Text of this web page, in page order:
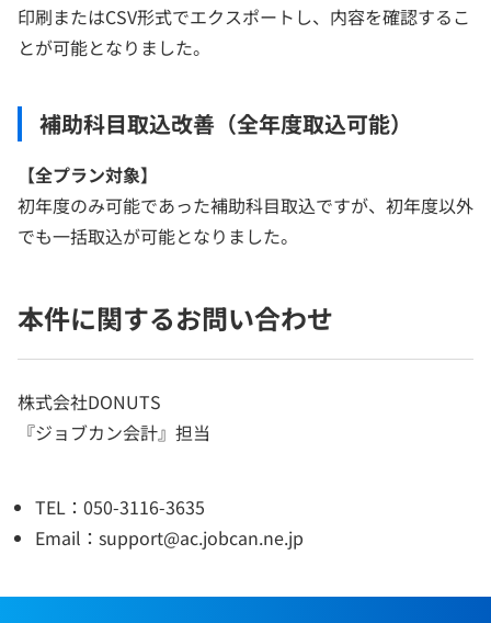
印刷またはCSV形式でエクスポートし、内容を確認するこ
とが可能となりました。
補助科目取込改善（全年度取込可能）
【全プラン対象】
初年度のみ可能であった補助科目取込ですが、初年度以外
でも一括取込が可能となりました。
本件に関するお問い合わせ
株式会社DONUTS
『ジョブカン会計』担当
TEL：050-3116-3635
Email：support@ac.jobcan.ne.jp